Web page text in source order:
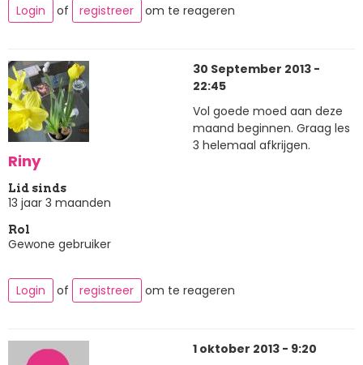
Login
of registreer om te reageren
Riny
Lid sinds
13 jaar 3 maanden
Rol
Gewone gebruiker
30 September 2013 -
22:45
Vol goede moed aan deze
maand beginnen. Graag les
3 helemaal afkrijgen.
Login of registreer om te reageren
1 oktober 2013 - 9:20